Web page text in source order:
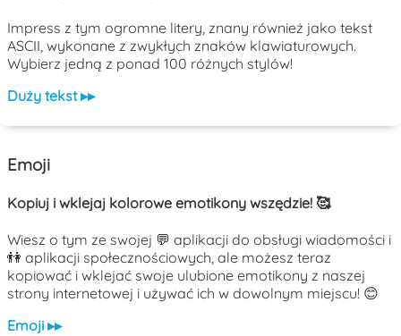
Impress z tym ogromne litery, znany również jako tekst
ASCII, wykonane z zwykłych znaków klawiaturowych.
Wybierz jedną z ponad 100 różnych stylów!
Duży tekst ▸▸
Emoji
Kopiuj i wklejaj kolorowe emotikony wszędzie! 🥰
Wiesz o tym ze swojej 💬 aplikacji do obsługi wiadomości i
👫 aplikacji społecznościowych, ale możesz teraz
kopiować i wklejać swoje ulubione emotikony z naszej
strony internetowej i używać ich w dowolnym miejscu! 😊
Emoji ▸▸